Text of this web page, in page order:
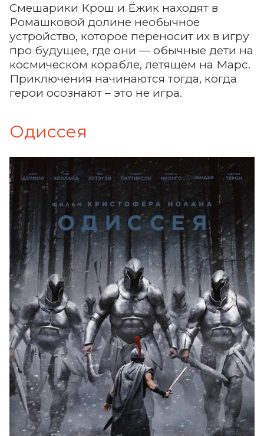
Смешарики Крош и Ёжик находят в
Ромашковой долине необычное
устройство, которое переносит их в игру
про будущее, где они — обычные дети на
космическом корабле, летящем на Марс.
Приключения начинаются тогда, когда
герои осознают – это не игра.
Одиссея